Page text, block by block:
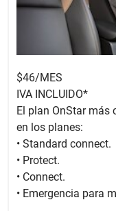
$46/MES
IVA INCLUIDO*
El plan OnStar más
en los planes:
• Standard connect.
• ​Protect.
​• ​Connect.
• Emergencia para